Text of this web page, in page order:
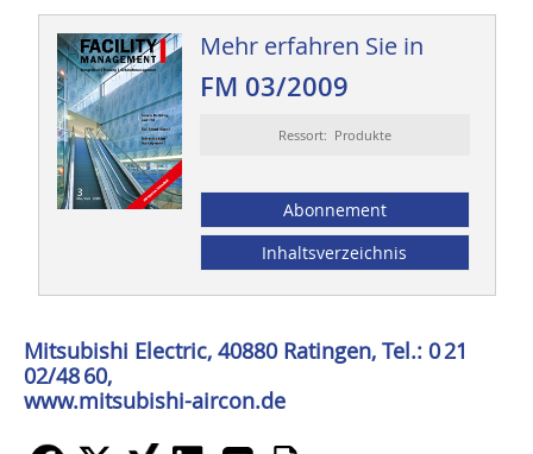
Mehr erfahren Sie in
FM 03/2009
Ressort: Produkte
Abonnement
Inhaltsverzeichnis
Mitsubishi Electric, 40880 Ratingen, Tel.: 0 21
02/48 60,
www.mitsubishi-aircon.de